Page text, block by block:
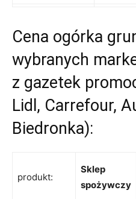
Cena ogórka
wybranych
z gazetek
Lidl, Carrefour,
Biedronka):
produkt:
Sklep
spożywczy